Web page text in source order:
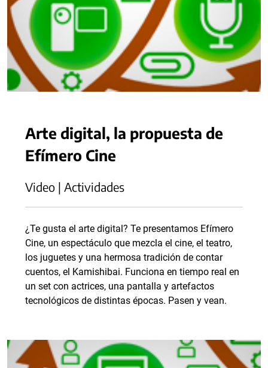
Arte digital, la propuesta de
Efímero Cine
Video | Actividades
¿Te gusta el arte digital? Te presentamos Efímero
Cine, un espectáculo que mezcla el cine, el teatro,
los juguetes y una hermosa tradición de contar
cuentos, el Kamishibai. Funciona en tiempo real en
un set con actrices, una pantalla y artefactos
tecnológicos de distintas épocas. Pasen y vean.